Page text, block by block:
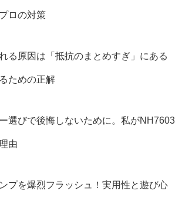
ロの対策
る原因は「抵抗のまとめすぎ」にある
ための正解
選びで後悔しないために。私がNH7603
由
プを爆烈フラッシュ！実用性と遊び心